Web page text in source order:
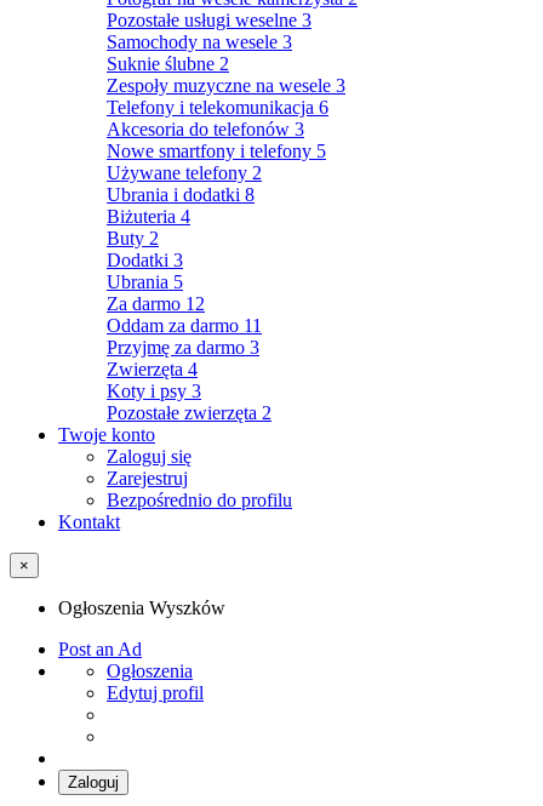
Pozostałe usługi weselne 3
Samochody na wesele 3
Suknie ślubne 2
Zespoły muzyczne na wesele 3
Telefony i telekomunikacja 6
Akcesoria do telefonów 3
Nowe smartfony i telefony 5
Używane telefony 2
Ubrania i dodatki 8
Biżuteria 4
Buty 2
Dodatki 3
Ubrania 5
Za darmo 12
Oddam za darmo 11
Przyjmę za darmo 3
Zwierzęta 4
Koty i psy 3
Pozostałe zwierzęta 2
Twoje konto
Zaloguj się
Zarejestruj
Bezpośrednio do profilu
Kontakt
×
Ogłoszenia Wyszków
Post an Ad
Ogłoszenia
Edytuj profil
Zaloguj